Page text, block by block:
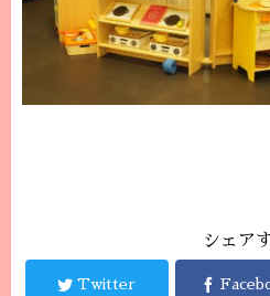
シェア
Twitter